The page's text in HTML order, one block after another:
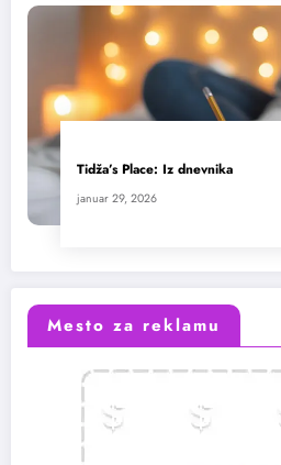
Tidža’s Place: Iz dnevnika
januar 29, 2026
Mesto za reklamu